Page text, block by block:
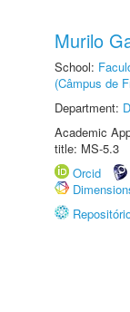
Murilo
School:
(Câmpus de
Department:
Academic
title: MS-5.3
Orcid